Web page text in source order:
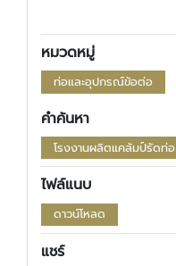
หมวดหมู่
ท่อและอุปกรณ์ข้อต่อ
คำค้นหา
โรงงานผลิตแคล้มป์รัดท่อ
ไฟล์แนบ
ดาวน์โหลด
แชร์